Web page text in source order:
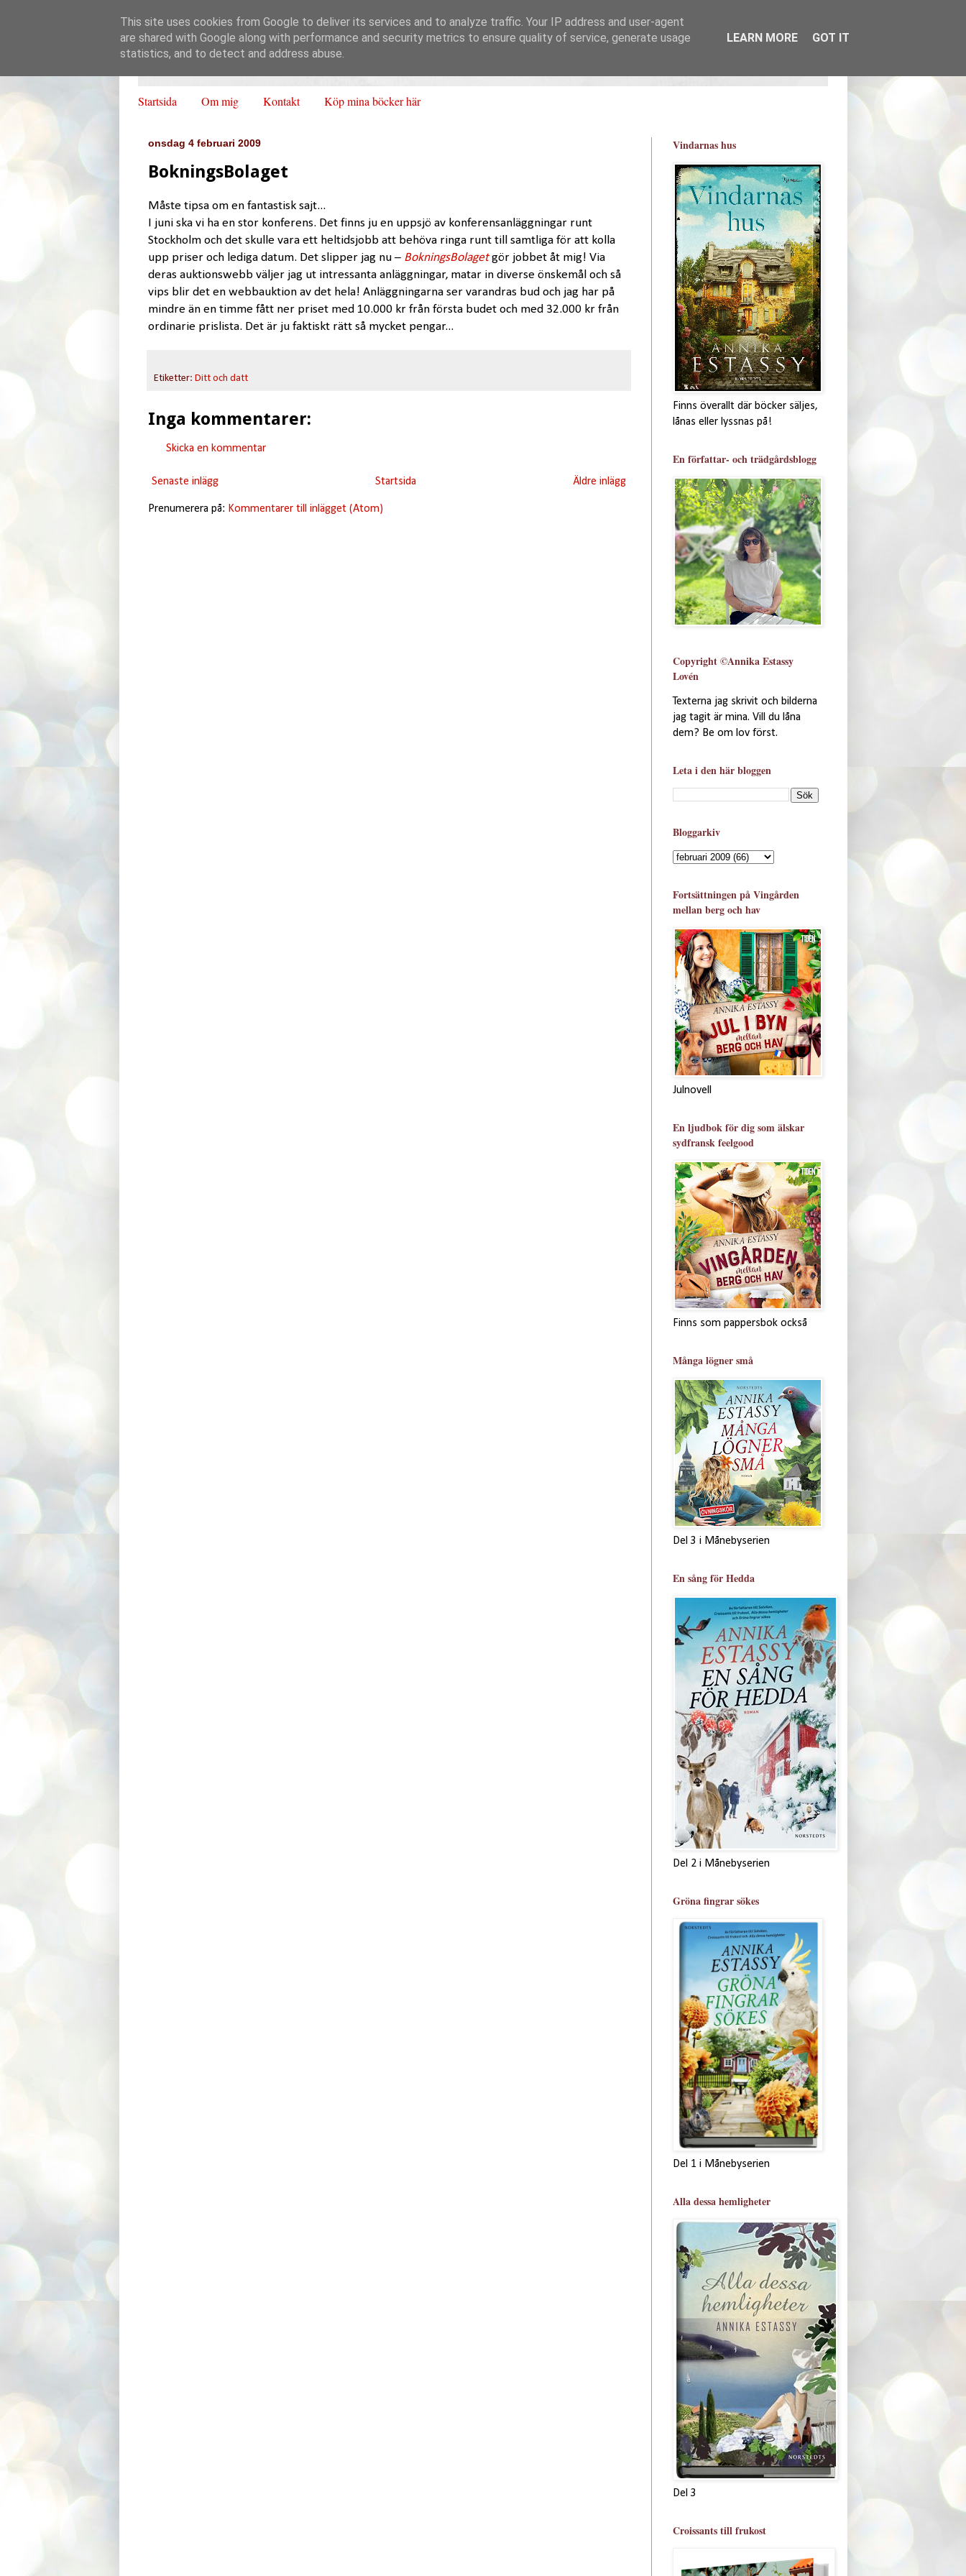
Startsida Om mig Kontakt Köp mina böcker här
onsdag 4 februari 2009
BokningsBolaget
Måste tipsa om en fantastisk sajt...
I juni ska vi ha en stor konferens. Det finns ju en uppsjö av konferensanläggningar runt
Stockholm och det skulle vara ett heltidsjobb att behöva ringa runt till samtliga för att kolla
upp priser och lediga datum. Det slipper jag nu – BokningsBolagetgör jobbet åt mig! Via
deras auktionswebb väljer jag ut intressanta anläggningar, matar in diverse önskemål och så
vips blir det en webbauktion av det hela! Anläggningarna ser varandras bud och jag har på
mindre än en timme fått ner priset med 10.000 kr från första budet och med 32.000 kr från
ordinarie prislista. Det är ju faktiskt rätt så mycket pengar...
Etiketter: Ditt och datt
Inga kommentarer:
Skicka en kommentar
Senaste inlägg Äldre inlägg
Startsida
Prenumerera på: Kommentarer till inlägget (Atom)
Vindarnas hus
Finns överallt där böcker säljes,
lånas eller lyssnas på!
En författar- och trädgårdsblogg
Copyright ©Annika Estassy
Lovén
Texterna jag skrivit och bilderna
jag tagit är mina. Vill du låna
dem? Be om lov först.
Leta i den här bloggen
Bloggarkiv
Fortsättningen på Vingården
mellan berg och hav
Julnovell
En ljudbok för dig som älskar
sydfransk feelgood
Finns som pappersbok också
Många lögner små
Del 3 i Månebyserien
En sång för Hedda
Del 2 i Månebyserien
Gröna fingrar sökes
Del 1 i Månebyserien
Alla dessa hemligheter
Del 3
Croissants till frukost
This site uses cookies from Google to deliver its services and to analyze traffic. Your IP address and user-agent
are shared with Google along with performance and security metrics to ensure quality of service, generate usage
statistics, and to detect and address abuse.
LEARN MORE GOT IT